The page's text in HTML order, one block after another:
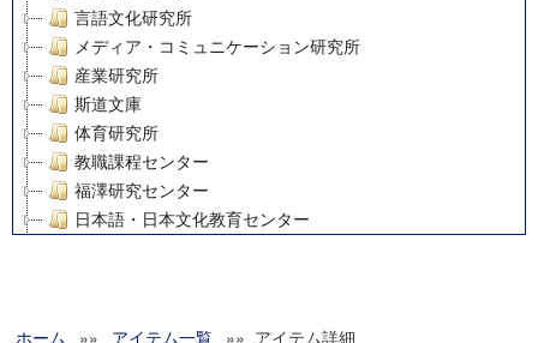
言語文化研究所
メディア・コミュニケーション研究所
産業研究所
斯道文庫
体育研究所
教職課程センター
福澤研究センター
日本語・日本文化教育センター
グローバルリサーチインスティテュート
ホーム »» アイテム一覧 »» アイテム詳細